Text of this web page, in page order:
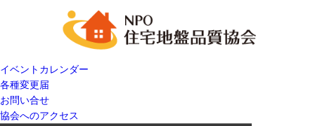
イベントカレンダー
各種変更届
お問い合せ
協会へのアクセス